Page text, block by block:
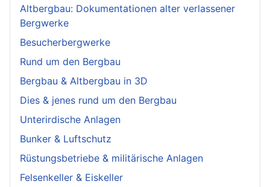
Altbergbau: Dokumentationen alter verlassener
Bergwerke
Besucherbergwerke
Rund um den Bergbau
Bergbau & Altbergbau in 3D
Dies & jenes rund um den Bergbau
Unterirdische Anlagen
Bunker & Luftschutz
Rüstungsbetriebe & militärische Anlagen
Felsenkeller & Eiskeller